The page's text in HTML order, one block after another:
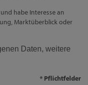
und habe Interesse an
Marktüberblick oder
Daten, weitere
* Pflichtfelder